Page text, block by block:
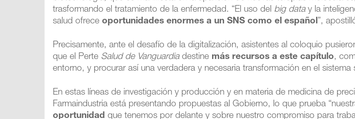
trasformando el tratamiento de la enfermedad. “El uso del big datay la
salud ofreceoportunidades enormes a un SNS como el español”,
Precisamente, ante el desafío de la digitalización, asistentes al coloquio
que el Perte Salud de Vanguardiadestine más recursos a este capítulo,
entorno, y procurar así una verdadera y necesaria transformación en el sistema
En estas líneas de investigación y producción y en materia de medicina de
Farmaindustria está presentando propuestas al Gobierno, lo que prueba
oportunidad que tenemos por delante y sobre nuestro compromiso para